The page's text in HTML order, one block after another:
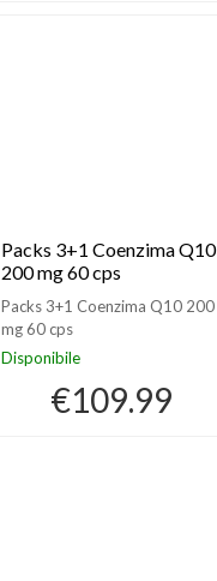
Packs 3+1 Coenzima Q10
200 mg 60 cps
Packs 3+1 Coenzima Q10 200
mg 60 cps
Disponibile
€109.99